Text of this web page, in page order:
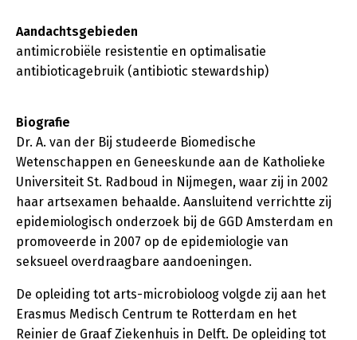
Aandachtsgebieden
antimicrobiële resistentie en optimalisatie
antibioticagebruik (antibiotic stewardship)
Biografie
Dr. A. van der Bij studeerde Biomedische
Wetenschappen en Geneeskunde aan de Katholieke
Universiteit St. Radboud in Nijmegen, waar zij in 2002
haar artsexamen behaalde. Aansluitend verrichtte zij
epidemiologisch onderzoek bij de GGD Amsterdam en
promoveerde in 2007 op de epidemiologie van
seksueel overdraagbare aandoeningen.
De opleiding tot arts-microbioloog volgde zij aan het
Erasmus Medisch Centrum te Rotterdam en het
Reinier de Graaf Ziekenhuis in Delft. De opleiding tot